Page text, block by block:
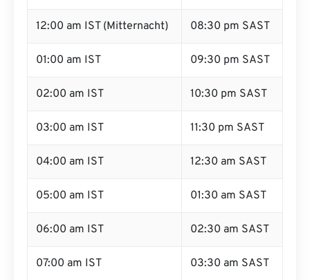
12:00 am IST (Mitternacht) 08:30 pm SAST
01:00 am IST 09:30 pm SAST
02:00 am IST 10:30 pm SAST
03:00 am IST 11:30 pm SAST
04:00 am IST 12:30 am SAST
05:00 am IST 01:30 am SAST
06:00 am IST 02:30 am SAST
07:00 am IST 03:30 am SAST